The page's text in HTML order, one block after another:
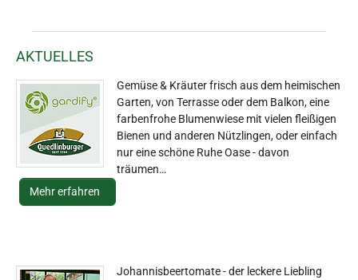
AKTUELLES
Gemüse & Kräuter frisch aus dem heimischen
Garten, von Terrasse oder dem Balkon, eine
farbenfrohe Blumenwiese mit vielen fleißigen
Bienen und anderen Nützlingen, oder einfach
nur eine schöne Ruhe Oase - davon
träumen…
Mehr erfahren
Johannisbeertomate - der leckere Liebling